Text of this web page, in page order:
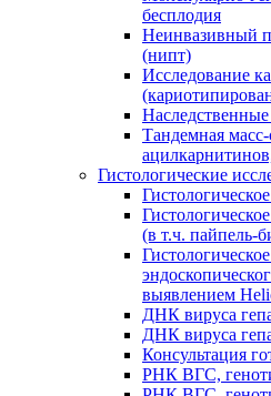
бесплодия
Неинвазивный
(нипт)
Исследование
Тандемная
Гистологические
(в т.ч. пайпель-
выявлением
ДНК вируса
ДНК вируса
Консультация
РНК ВГC,